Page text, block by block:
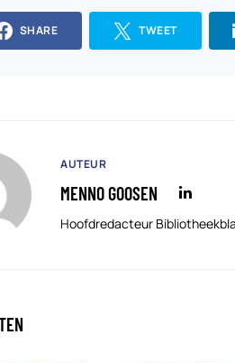
SHARE TWEET
AUTEUR
MENNO GOOSEN
Hoofdredacteur